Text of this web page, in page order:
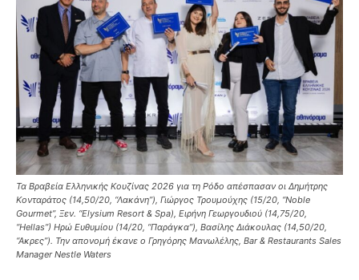
Τα Βραβεία Ελληνικής Κουζίνας 2026 για τη Ρόδο απέσπασαν οι Δημήτρης
Κονταράτος (14,50/20, “Λακάνη”), Γιώργος Τρουμούχης (15/20, “Noble
Gourmet”, Ξεν. “Elysium Resort & Spa), Ειρήνη Γεωργουδιού (14,75/20,
“Hellas”) Ηρώ Ευθυμίου (14/20, “Παράγκα”), Βασίλης Διάκουλας (14,50/20,
“Ακρες”). Την απονομή έκανε ο Γρηγόρης Μανωλέλης, Bar & Restaurants Sales
Manager Nestle Waters